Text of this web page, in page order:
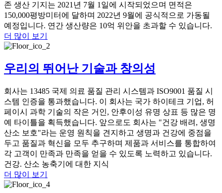
존 생산 기지는 2021년 7월 1일에 시작되었으며 면적은
150,000평방미터에 달하며 2022년 9월에 공식적으로 가동될
예정입니다. 연간 생산량은 10억 위안을 초과할 수 있습니다.
더 많이 보기
우리의 뛰어난 기술과 창의성
회사는 13485 국제 의료 품질 관리 시스템과 ISO9001 품질 시
스템 인증을 통과했습니다. 이 회사는 국가 하이테크 기업, 허
페이시 과학 기술의 작은 거인, 안후이성 유명 상표 등 많은 명
예 타이틀을 획득했습니다. 앞으로도 회사는 "건강 배려, 생명
산소 보호"라는 운영 원칙을 견지하고 생명과 건강에 중점을
두고 품질과 혁신을 모두 추구하며 제품과 서비스를 통합하여
각 고객이 만족과 만족을 얻을 수 있도록 노력하고 있습니다.
건강. 산소 농축기에 대한 지식
더 많이 보기